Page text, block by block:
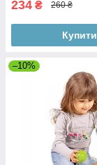
234 ₴ 260 ₴
Купити
–10%